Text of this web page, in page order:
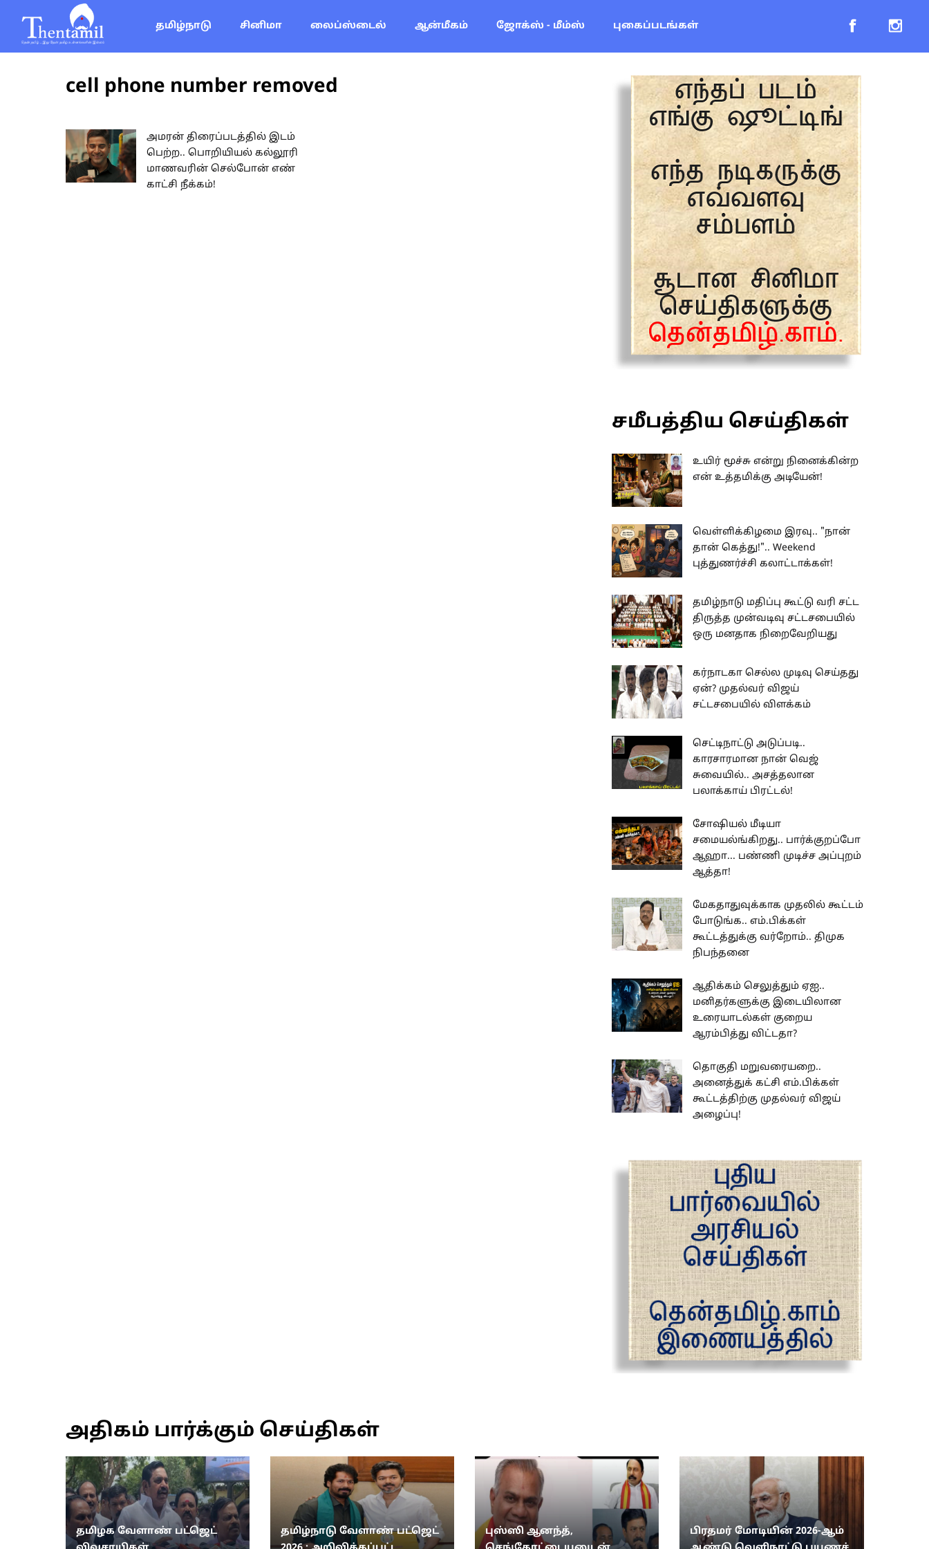
தமிழ்நாடு சினிமா லைப்ஸ்டைல் ஆன்மீகம் ஜோக்ஸ் - மீம்ஸ் புகைப்படங்கள்
cell phone number removed
அமரன் திரைப்படத்தில் இடம்
பெற்ற.. பொறியியல் கல்லூரி
மாணவரின் செல்போன் எண்
காட்சி நீக்கம்!
சமீபத்திய செய்திகள்
உயிர் மூச்சு என்று நினைக்கின்ற
என் உத்தமிக்கு அடியேன்!
வெள்ளிக்கிழமை இரவு.. "நான்
தான் கெத்து!".. Weekend
புத்துணர்ச்சி கலாட்டாக்கள்!
தமிழ்நாடு மதிப்பு கூட்டு வரி சட்ட
திருத்த முன்வடிவு சட்டசபையில்
ஒரு மனதாக நிறைவேறியது
கர்நாடகா செல்ல முடிவு செய்தது
ஏன்? முதல்வர் விஜய்
சட்டசபையில் விளக்கம்
செட்டிநாட்டு அடுப்படி..
காரசாரமான நான் வெஜ்
சுவையில்.. அசத்தலான
பலாக்காய் பிரட்டல்!
சோஷியல் மீடியா
சமையல்ங்கிறது.. பார்க்குறப்போ
ஆஹா... பண்ணி முடிச்ச அப்புறம்
ஆத்தா!
மேகதாதுவுக்காக முதலில் கூட்டம்
போடுங்க.. எம்.பிக்கள்
கூட்டத்துக்கு வர்றோம்.. திமுக
நிபந்தனை
ஆதிக்கம் செலுத்தும் ஏஐ..
மனிதர்களுக்கு இடையிலான
உரையாடல்கள் குறைய
ஆரம்பித்து விட்டதா?
தொகுதி மறுவரையறை..
அனைத்துக் கட்சி எம்.பிக்கள்
கூட்டத்திற்கு முதல்வர் விஜய்
அழைப்பு!
அதிகம் பார்க்கும் செய்திகள்
தமிழக வேளாண் பட்ஜெட்
தமிழ்நாடு வேளாண் பட்ஜெட்
புஸ்ஸி ஆனந்த்,
பிரதமர் மோடியின் 2026-ஆம்